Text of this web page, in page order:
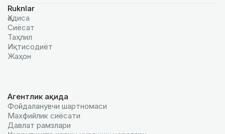
Ruknlar
Ҳодиса
Сиёсат
Таҳлил
Иқтисодиёт
Жаҳон
Агентлик ҳақида
Фойдаланувчи шартномаси
Махфийлик сиёсати
Давлат рамзлари